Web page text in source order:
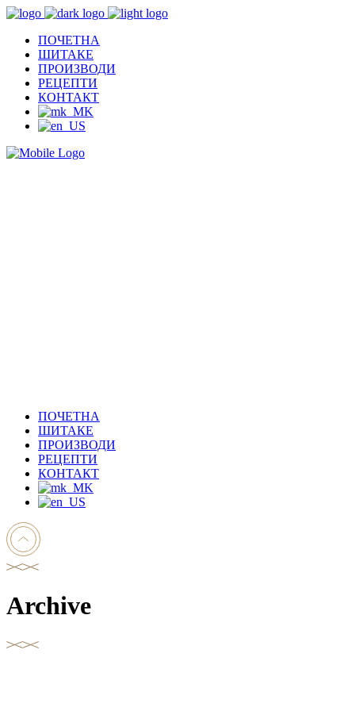
ПОЧЕТНА
ШИТАКЕ
ПРОИЗВОДИ
РЕЦЕПТИ
КОНТАКТ
ПОЧЕТНА
ШИТАКЕ
ПРОИЗВОДИ
РЕЦЕПТИ
КОНТАКТ
Archive